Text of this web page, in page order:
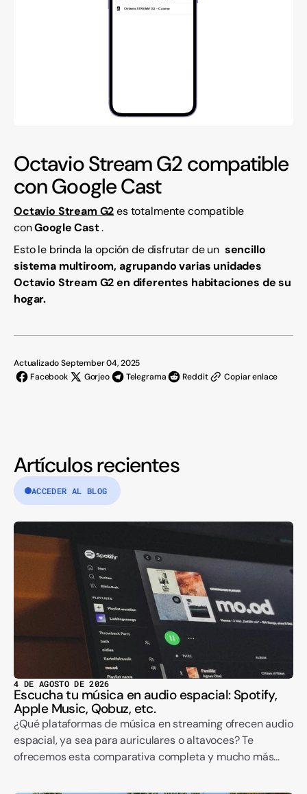
Octavio Stream G2 compatible
con Google Cast
Octavio Stream G2es totalmente compatible
conGoogle Cast.
Esto le brinda la opción de disfrutar de un sencillo
sistema multiroom, agrupando varias unidades
Octavio Stream G2 en diferentes habitaciones de su
hogar.
Actualizado September 04, 2025
Facebook
Gorjeo Telegrama Reddit Copiar enlace
Artículos recientes
ACCEDER AL BLOG
4 DE AGOSTO DE 2026
Escucha tu música en audio espacial: Spotify,
Apple Music, Qobuz, etc.
¿Qué plataformas de música en streaming ofrecen audio
espacial, ya sea para auriculares o altavoces? Te
ofrecemos esta comparativa completa y mucho más...